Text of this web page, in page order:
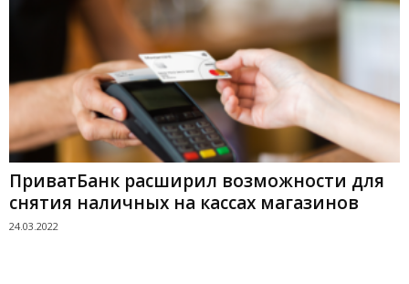
ПриватБанк расширил возможности для
снятия наличных на кассах магазинов
24.03.2022